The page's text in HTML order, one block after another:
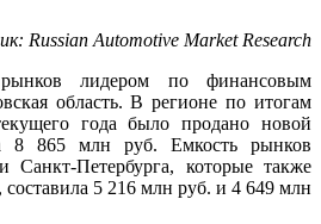
: Russian Automotive Market Research
лидером по финансовым
область. В регионе по итогам
года было продано новой
8 865 млн руб. Емкость рынков
Санкт-Петербурга, которые также
5 216 млн руб. и 4 649 млн